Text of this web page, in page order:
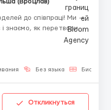
(Вроцлав)
до співпраці! Ми —
і знаємо, як перетворити
стабільне джерело
вас є унікальна
нашої професійної
Без языка
Откликнуться